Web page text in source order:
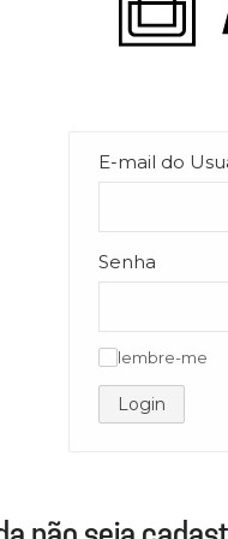
E-mail do
Senha
lembre-me
Login